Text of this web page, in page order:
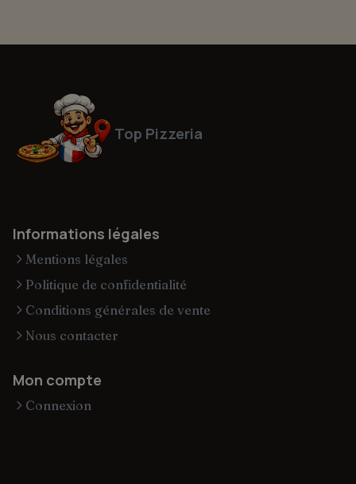
Top Pizzeria
Informations légales
Mentions légales
Politique de confidentialité
Conditions générales de vente
Nous contacter
Mon compte
Connexion